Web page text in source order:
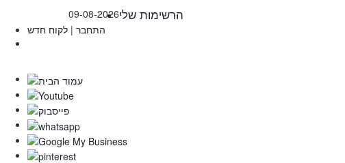
09-08-2026הרשימות שלי
התחבר | לקוח חדש